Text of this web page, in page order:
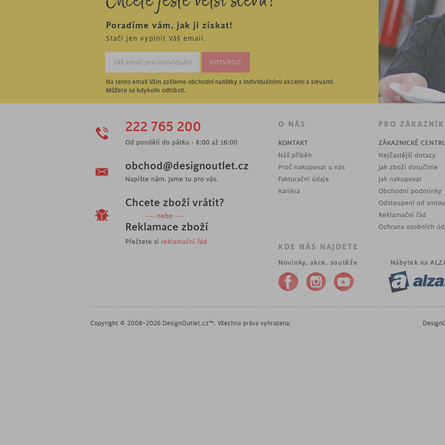
Poradíme vám, jak ji získat!
Stačí jen vyplnit Váš email.
Na tento email Vám zašleme obchodní nabídky s individuálními akcemi a slevami.
Můžete se kdykoliv odhlásit.
222 765 200
Od pondělí do pátku - 8:00 až 16:00
obchod@designoutlet.cz
Napište nám. Jsme tu pro vás.
Chcete zboží vrátit?
---- nebo ----
Reklamace zboží
Přečtete si reklamační řád
O NÁS
KONTAKT
Náš příběh
Proč nakupovat u nás
Fakturační údaje
Kariéra
PRO
ZÁKAZNICKÉ
Nejčastější dotazy
Jak zboží doručíme
Jak nakupovat
Obchodní podmínky
Odstoupení od
Reklamační řád
Ochrana osobních
KDE NÁS NAJDETE
Novinky, akce, soutěže Nábytek na
Copyright © 2008–2026 DesignOutlet.cz™. Všechna práva vyhrazena.